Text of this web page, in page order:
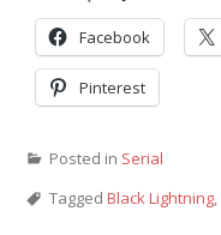
Facebook
Pinterest
Posted in Serial
Tagged Black Lightning,